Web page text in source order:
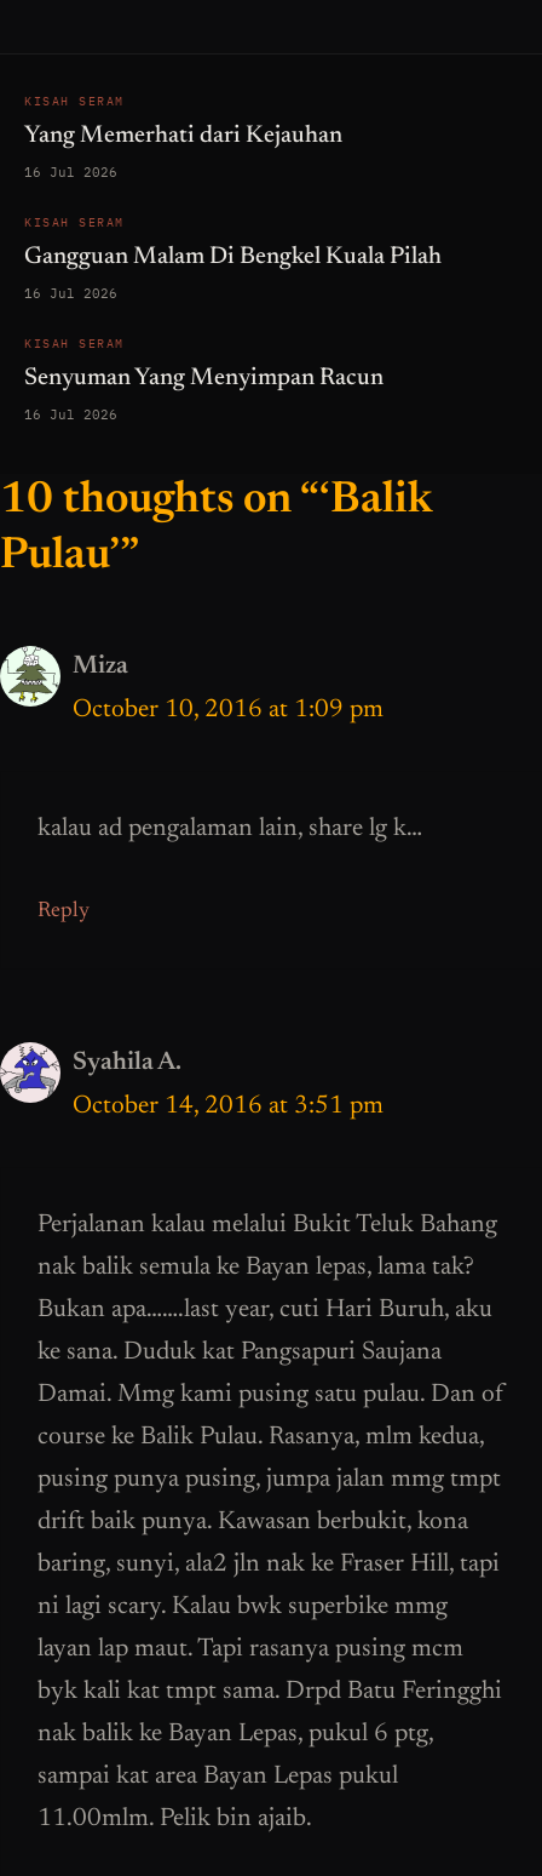
KISAH SERAM
Yang Memerhati dari Kejauhan
16 Jul 2026
KISAH SERAM
Gangguan Malam Di Bengkel Kuala Pilah
16 Jul 2026
KISAH SERAM
Senyuman Yang Menyimpan Racun
16 Jul 2026
10 thoughts on “‘Balik
Pulau’”
Miza
October 10, 2016 at 1:09 pm
kalau ad pengalaman lain, share lg k…
Reply
Syahila A.
October 14, 2016 at 3:51 pm
Perjalanan kalau melalui Bukit Teluk Bahang
nak balik semula ke Bayan lepas, lama tak?
Bukan apa…….last year, cuti Hari Buruh, aku
ke sana. Duduk kat Pangsapuri Saujana
Damai. Mmg kami pusing satu pulau. Dan of
course ke Balik Pulau. Rasanya, mlm kedua,
pusing punya pusing, jumpa jalan mmg tmpt
drift baik punya. Kawasan berbukit, kona
baring, sunyi, ala2 jln nak ke Fraser Hill, tapi
ni lagi scary. Kalau bwk superbike mmg
layan lap maut. Tapi rasanya pusing mcm
byk kali kat tmpt sama. Drpd Batu Feringghi
nak balik ke Bayan Lepas, pukul 6 ptg,
sampai kat area Bayan Lepas pukul
11.00mlm. Pelik bin ajaib.